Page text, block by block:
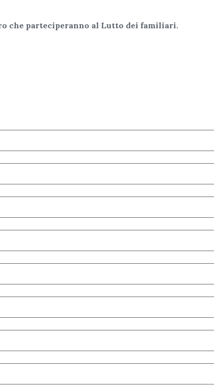
che parteciperanno al Lutto dei familiari.